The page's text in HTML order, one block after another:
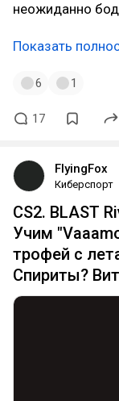
неожиданно
Показать
6 1
17
FlyingFox
Киберспорт
CS2. BLAST
Учим
трофей с
Спириты?